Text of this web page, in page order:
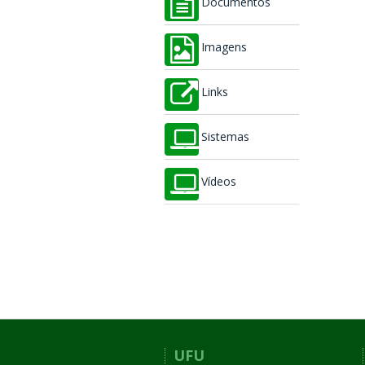
Documentos
Imagens
Links
Sistemas
Vídeos
UFU